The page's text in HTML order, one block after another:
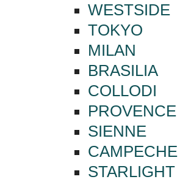
WESTSIDE
TOKYO
MILAN
BRASILIA
COLLODI
PROVENCE
SIENNE
CAMPECHE
STARLIGHT